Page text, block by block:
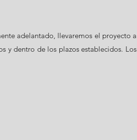
adelantado, llevaremos el proyecto a
y dentro de los plazos establecidos. Los